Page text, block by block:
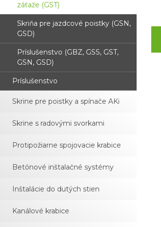
záťaže (GST)
Skriňa pre jazdcové poistky (GSN,
GSD)
Príslušenstvo (GBZ, GSS, GST,
GSN, GSD)
Príslušenstvo
Skrine pre poistky a spínače AKi
Skrine s radovými svorkami
Protipožiarne spojovacie krabice
Betónové inštalačné systémy
Inštalácie do dutých stien
Kanálové krabice